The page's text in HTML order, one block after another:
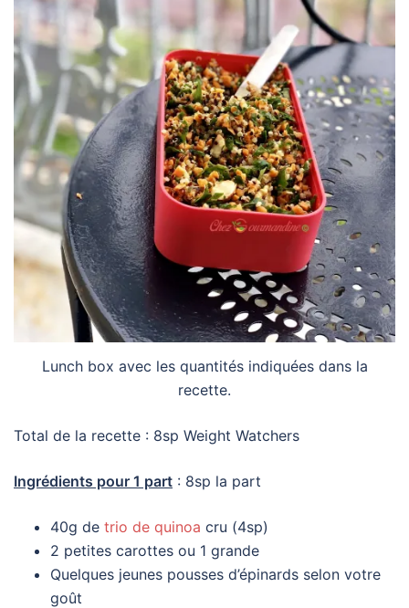
Lunch box avec les quantités indiquées dans la
recette.
Total de la recette : 8sp Weight Watchers
Ingrédients pour 1 part : 8sp la part
40g de trio de quinoa cru (4sp)
2 petites carottes ou 1 grande
Quelques jeunes pousses d’épinards selon votre
goût